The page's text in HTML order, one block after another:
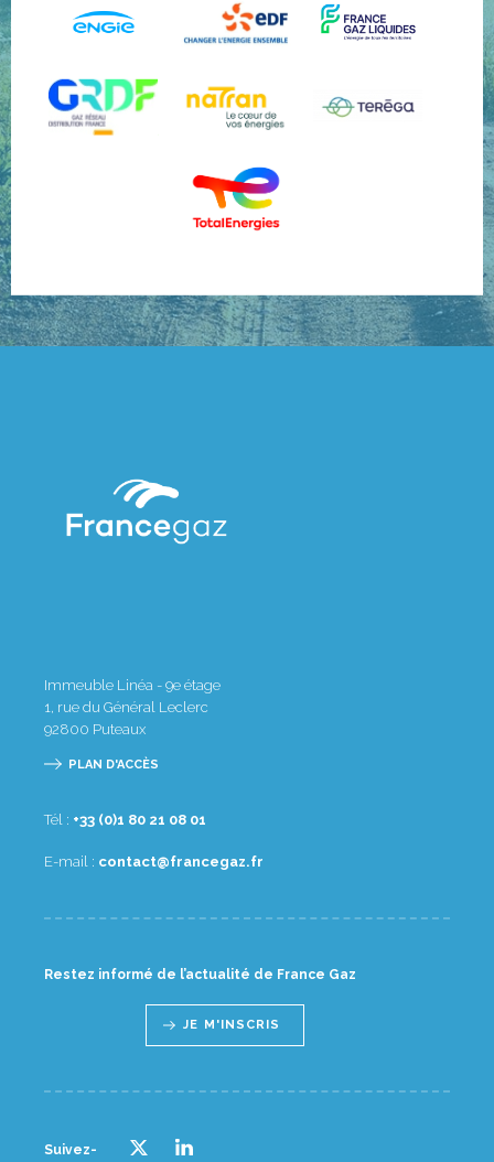
Immeuble Linéa - 9e étage
1, rue du Général Leclerc
92800 Puteaux
PLAN D'ACCÈS
Tél : 10 80 12 08 1(0) 33+
E-mail : rf.zagecnarf@tcatnoc
Restez informé de l’actualité de France Gaz
JE M'INSCRIS
Suivez-